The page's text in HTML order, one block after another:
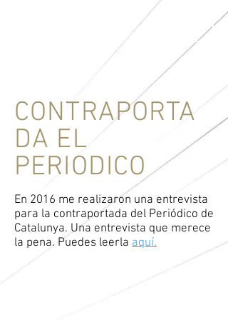
NU
CONTRAPORTA
DA EL
PERIODICO
En 2016 me realizaron una entrevista
para la contraportada del Periódico de
Catalunya. Una entrevista que merece
la pena. Puedes leerla aquí.